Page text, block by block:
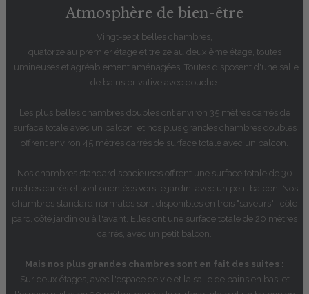
Atmosphère de bien-être
Vingt-sept belles chambres,
quatorze au premier étage et treize au deuxième étage, toutes
lumineuses et agréablement aménagées. Toutes disposent d'une salle
de bains privative avec douche.
Les plus belles chambres doubles ont environ 35 mètres carrés de
surface totale avec un balcon, et nos plus grandes chambres doubles
offrent environ 45 mètres carrés de surface totale avec un balcon.
Nos chambres standard spacieuses offrent une surface totale de 30
mètres carrés et sont orientées vers le jardin, avec un petit balcon. Nos
chambres standard normales sont disponibles en trois "saveurs" : côté
parc, côté jardin ou à l'avant. Elles ont une surface totale de 20 mètres
carrés, avec un petit balcon.
Mais nos plus grandes chambres sont en fait des suites :
Sur deux étages, avec l'espace de vie et la salle de bains en bas, et